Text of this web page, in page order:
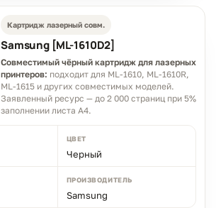
Картридж лазерный совм.
Samsung [ML-1610D2]
Совместимый чёрный картридж для лазерных
принтеров: подходит для ML-1610, ML-1610R,
ML-1615 и других совместимых моделей.
Заявленный ресурс — до 2 000 страниц при 5%
заполнении листа A4.
ЦВЕТ
Черный
ПРОИЗВОДИТЕЛЬ
Samsung